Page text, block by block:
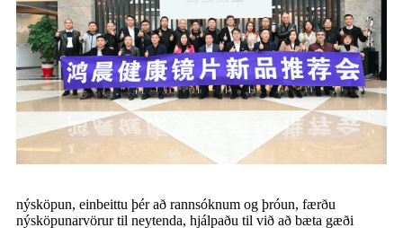
nýsköpun, einbeittu þér að rannsóknum og þróun, færðu
nýsköpunarvörur til neytenda, hjálpaðu til við að bæta gæði